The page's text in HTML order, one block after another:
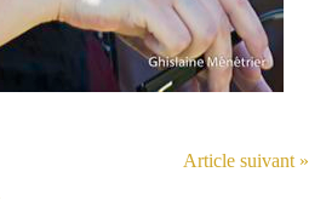
Article suivant »